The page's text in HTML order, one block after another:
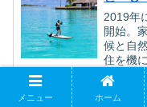
2019年
開始。
候と自
住を機
ト。好
れこう
の目線
メニュー ホーム